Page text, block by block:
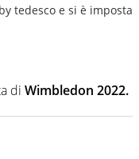
tedesco e si è imposta
di Wimbledon 2022.